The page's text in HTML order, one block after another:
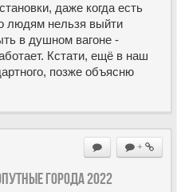
даже когда есть
людям нельзя выйти
в душном вагоне -
Кстати, ещё в наш
позже объясню
+
города 2022